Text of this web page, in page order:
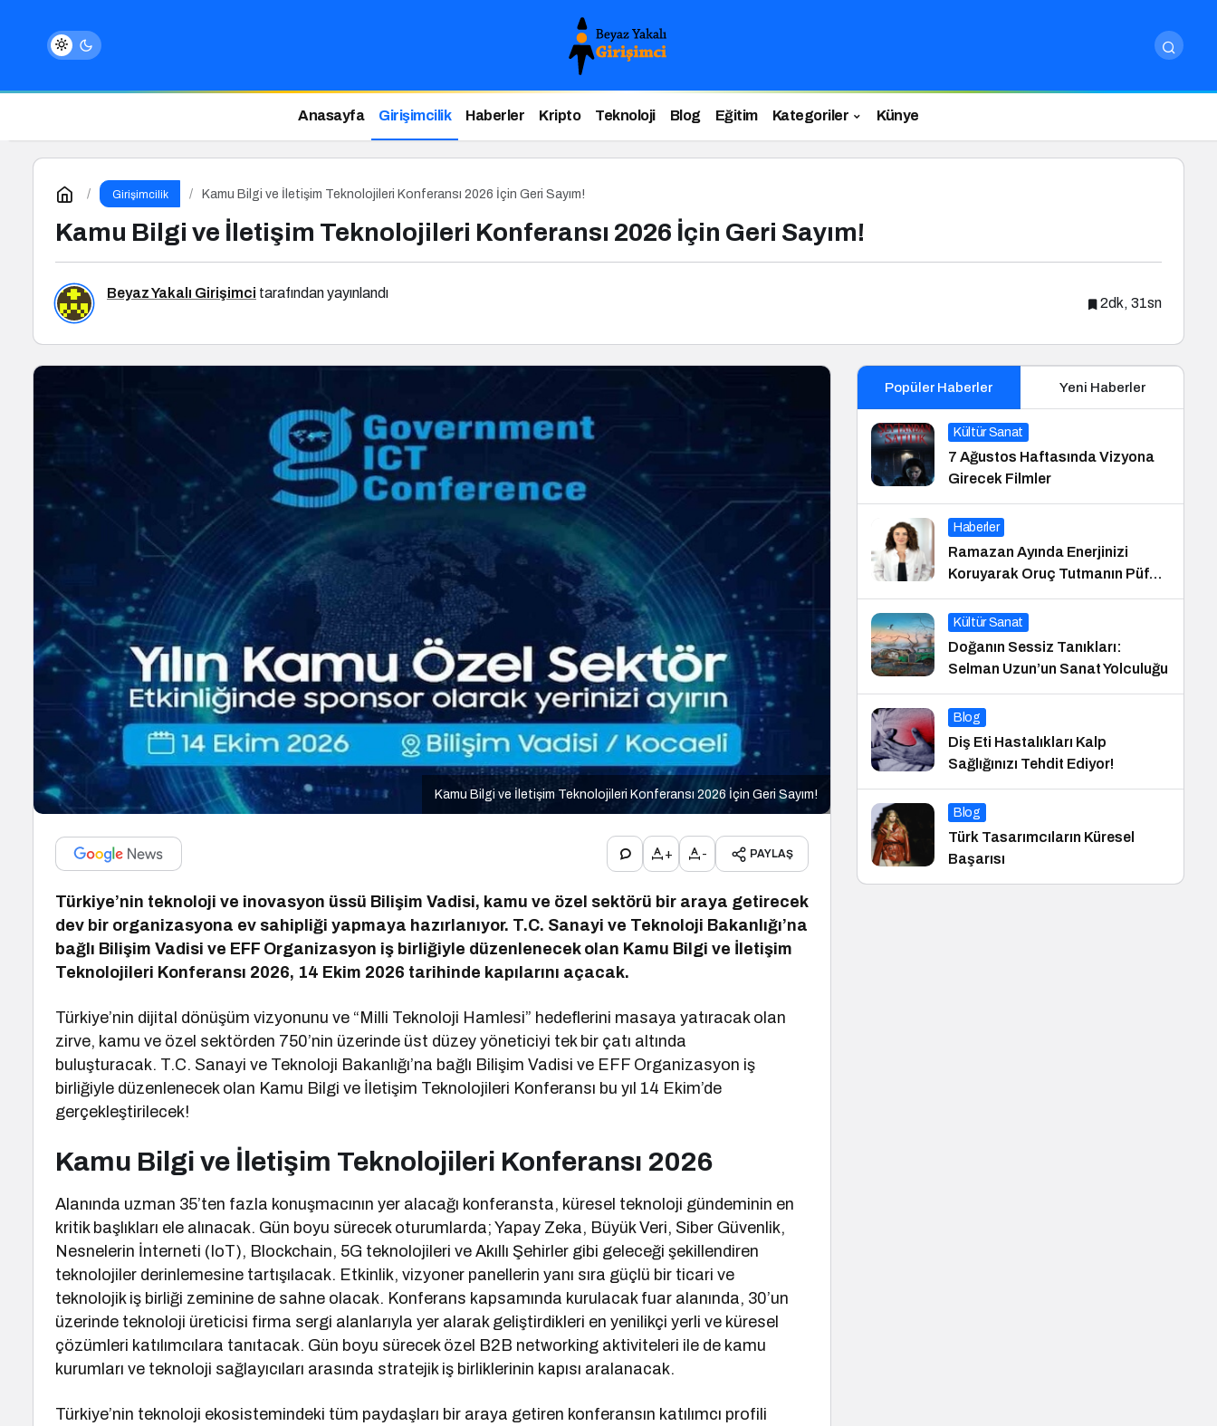
Anasayfa Girişimcilik Haberler Kripto Teknoloji Blog Eğitim Kategoriler Künye
Girişimcilik Kamu Bilgi ve İletişim Teknolojileri Konferansı 2026 İçin Geri Sayım!
Kamu Bilgi ve İletişim Teknolojileri Konferansı 2026 İçin Geri Sayım!
Beyaz Yakalı Girişimci tarafından yayınlandı
2dk, 31sn
Kamu Bilgi ve İletişim Teknolojileri Konferansı 2026 İçin Geri Sayım!
+ - PAYLAŞ
Türkiye’nin teknoloji ve inovasyon üssü Bilişim Vadisi, kamu ve özel sektörü bir araya getirecek
dev bir organizasyona ev sahipliği yapmaya hazırlanıyor. T.C. Sanayi ve Teknoloji Bakanlığı’na
bağlı Bilişim Vadisi ve EFF Organizasyon iş birliğiyle düzenlenecek olan Kamu Bilgi ve İletişim
Teknolojileri Konferansı 2026, 14 Ekim 2026 tarihinde kapılarını açacak.
Türkiye’nin dijital dönüşüm vizyonunu ve “Milli Teknoloji Hamlesi” hedeflerini masaya yatıracak olan
zirve, kamu ve özel sektörden 750’nin üzerinde üst düzey yöneticiyi tek bir çatı altında
buluşturacak. T.C. Sanayi ve Teknoloji Bakanlığı’na bağlı Bilişim Vadisi ve EFF Organizasyon iş
birliğiyle düzenlenecek olan Kamu Bilgi ve İletişim Teknolojileri Konferansı bu yıl 14 Ekim’de
gerçekleştirilecek!
Kamu Bilgi ve İletişim Teknolojileri Konferansı 2026
Alanında uzman 35’ten fazla konuşmacının yer alacağı konferansta, küresel teknoloji gündeminin en
kritik başlıkları ele alınacak. Gün boyu sürecek oturumlarda; Yapay Zeka, Büyük Veri, Siber Güvenlik,
Nesnelerin İnterneti (IoT), Blockchain, 5G teknolojileri ve Akıllı Şehirler gibi geleceği şekillendiren
teknolojiler derinlemesine tartışılacak. Etkinlik, vizyoner panellerin yanı sıra güçlü bir ticari ve
teknolojik iş birliği zeminine de sahne olacak. Konferans kapsamında kurulacak fuar alanında, 30’un
üzerinde teknoloji üreticisi firma sergi alanlarıyla yer alarak geliştirdikleri en yenilikçi yerli ve küresel
çözümleri katılımcılara tanıtacak. Gün boyu sürecek özel B2B networking aktiviteleri ile de kamu
kurumları ve teknoloji sağlayıcıları arasında stratejik iş birliklerinin kapısı aralanacak.
Türkiye’nin teknoloji ekosistemindeki tüm paydaşları bir araya getiren konferansın katılımcı profili
Popüler Haberler Yeni Haberler
Kültür Sanat
7 Ağustos Haftasında Vizyona
Girecek Filmler
Haberler
Ramazan Ayında Enerjinizi
Koruyarak Oruç Tutmanın Püf
Noktaları
Kültür Sanat
Doğanın Sessiz Tanıkları:
Selman Uzun’un Sanat Yolculuğu
Blog
Diş Eti Hastalıkları Kalp
Sağlığınızı Tehdit Ediyor!
Blog
Türk Tasarımcıların Küresel
Başarısı